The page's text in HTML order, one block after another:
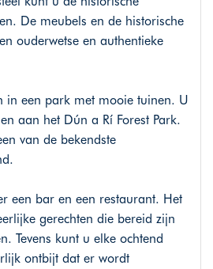
De meubels en de historische
ouderwetse en authentieke
in een park met mooie tuinen. U
aan het Dún a Rí Forest Park.
van de bekendste
een bar en een restaurant. Het
gerechten die bereid zijn
Tevens kunt u elke ochtend
ontbijt dat er wordt